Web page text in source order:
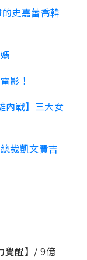
史嘉蕾喬韓
影！
內戰】三大女
裁凱文費吉
覺醒】/ 9億